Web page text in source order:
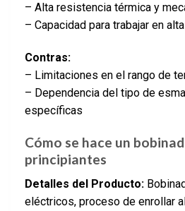
– Alta resistencia térmica y
– Capacidad para trabajar en
Contras:
– Limitaciones en el rango de
– Dependencia del tipo de
específicas
Cómo se hace un
principiantes
Detalles del Producto:
eléctricos, proceso de enrollar